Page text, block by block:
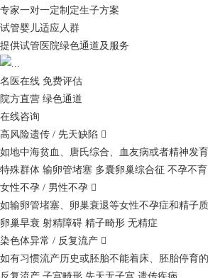
专家一对一定制定生子方案
试管婴儿适应人群
提供试管医院绿色通道及服务
名医在线 免费评估
院方直营 绿色通道
在线咨询
高风险遗传 / 先天缺陷 
如地中海贫血、唐氏综合、血友病或者精神发
特殊群体 输卵管堵塞 多囊卵巢综合征 不孕不育
女性不孕 / 男性不孕 
如输卵管堵塞、卵巢衰退等女性不孕症和精子
卵巢早衰 射精障碍 精子畸形 无精症
染色体异常 / 反复流产 
如有习惯流产历史或胚胎不能着床、胚胎停育